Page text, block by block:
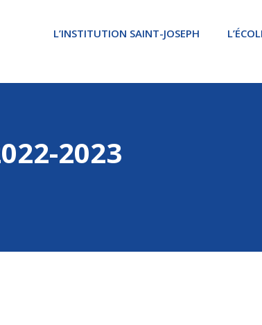
L’INSTITUTION SAINT-JOSEPH
2023